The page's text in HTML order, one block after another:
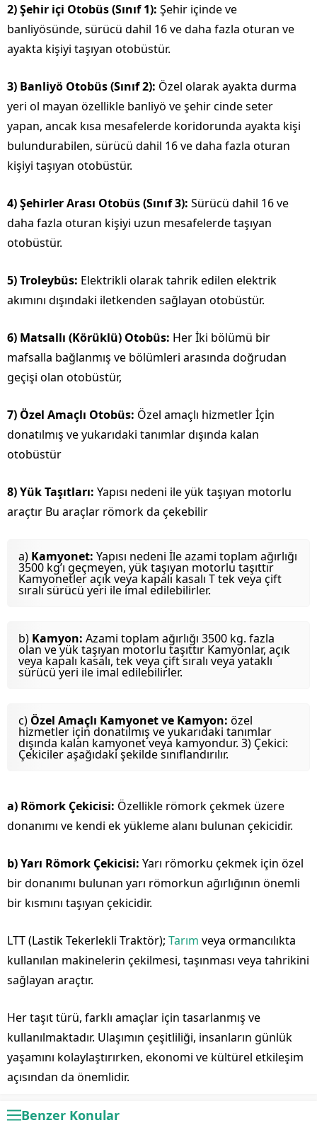
2) Şehir içi Otobüs (Sınıf 1): Şehir içinde ve
banliyösünde, sürücü dahil 16 ve daha fazla oturan ve
ayakta kişiyi taşıyan otobüstür.
3) Banliyö Otobüs (Sınıf 2): Özel olarak ayakta durma
yeri ol mayan özellikle banliyö ve şehir cinde seter
yapan, ancak kısa mesafelerde koridorunda ayakta kişi
bulundurabilen, sürücü dahil 16 ve daha fazla oturan
kişiyi taşıyan otobüstür.
4)Şehirler Arası Otobüs (Sınıf 3): Sürücü dahil 16 ve
daha fazla oturan kişiyi uzun mesafelerde taşıyan
otobüstür.
5) Troleybüs: Elektrikli olarak tahrik edilen elektrik
akımını dışındaki iletkenden sağlayan otobüstür.
6) Matsallı (Körüklü) Otobüs: Her İki bölümü bir
mafsalla bağlanmış ve bölümleri arasında doğrudan
geçişi olan otobüstür,
7) Özel Amaçlı Otobüs: Özel amaçlı hizmetler İçin
donatılmış ve yukarıdaki tanımlar dışında kalan
otobüstür
8) Yük Taşıtları: Yapısı nedeni ile yük taşıyan motorlu
araçtır Bu araçlar römork da çekebilir
a) Kamyonet: Yapısı nedeni İle azami toplam ağırlığı
3500 kg’ı geçmeyen, yük taşıyan motorlu taşıttır
Kamyonetler açık veya kapalı kasalı T tek veya çift
sıralı sürücü yeri ile imal edilebilirler.
b) Kamyon: Azami toplam ağırlığı 3500 kg. fazla
olan ve yük taşıyan motorlu taşıttır Kamyonlar, açık
veya kapalı kasalı, tek veya çift sıralı veya yataklı
sürücü yeri ile imal edilebilirler.
c) Özel Amaçlı Kamyonet ve Kamyon: özel
hizmetler için donatılmış ve yukarıdaki tanımlar
dışında kalan kamyonet veya kamyondur. 3) Çekici:
Çekiciler aşağıdaki şekilde sınıflandırılır.
a) Römork Çekicisi: Özellikle römork çekmek üzere
donanımı ve kendi ek yükleme alanı bulunan çekicidir.
b)Yarı Römork Çekicisi: Yarı römorku çekmek için özel
bir donanımı bulunan yarı römorkun ağırlığının önemli
bir kısmını taşıyan çekicidir.
LTT (Lastik Tekerlekli Traktör); Tarım veya ormancılıkta
kullanılan makinelerin çekilmesi, taşınması veya tahrikini
sağlayan araçtır.
Her taşıt türü, farklı amaçlar için tasarlanmış ve
kullanılmaktadır. Ulaşımın çeşitliliği, insanların günlük
yaşamını kolaylaştırırken, ekonomi ve kültürel etkileşim
açısından da önemlidir.
Benzer Konular